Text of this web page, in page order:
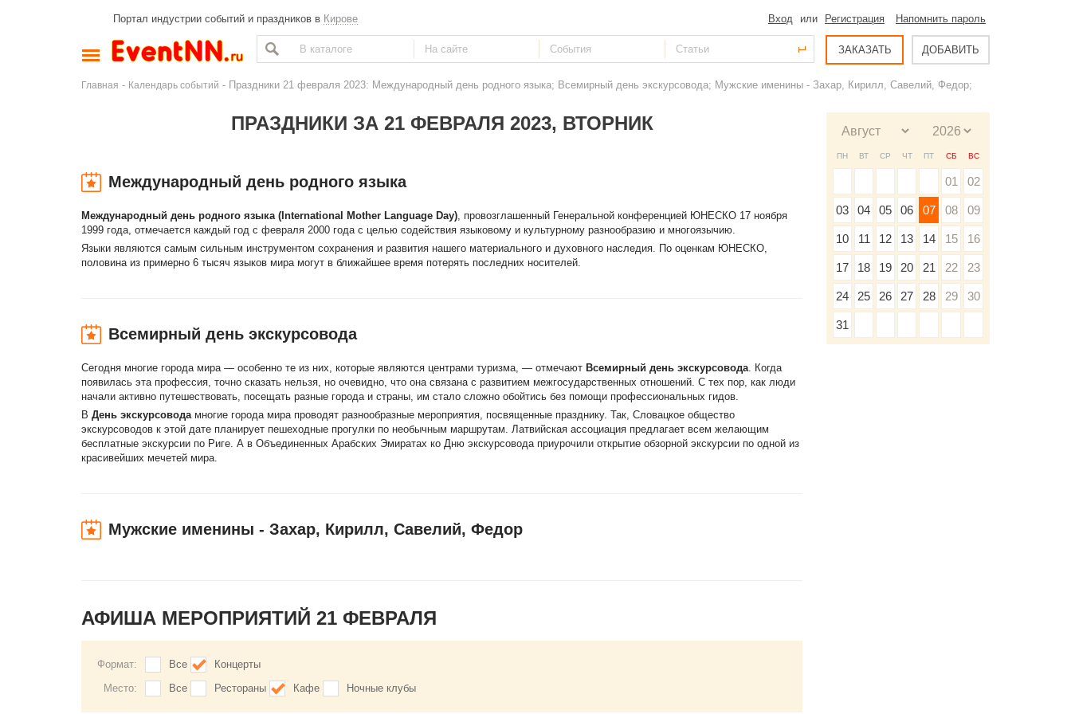
Портал индустрии событий и праздников в Кирове Вход или Регистрация Напомнить пароль
ЗАКАЗАТЬ ДОБАВИТЬ
Главная - Календарь событий - Праздники 21 февраля 2023: Международный день родного языка; Всемирный день экскурсовода; Мужские именины - Захар, Кирилл, Савелий, Федор;
ПРАЗДНИКИ ЗА 21 ФЕВРАЛЯ 2023, ВТОРНИК
Международный день родного языка
Международный день родного языка (International Mother Language Day), провозглашенный Генеральной конференцией ЮНЕСКО 17 ноября
1999 года, отмечается каждый год с февраля 2000 года с целью содействия языковому и культурному разнообразию и многоязычию.
Языки являются самым сильным инструментом сохранения и развития нашего материального и духовного наследия. По оценкам ЮНЕСКО,
половина из примерно 6 тысяч языков мира могут в ближайшее время потерять последних носителей.
Всемирный день экскурсовода
Сегодня многие города мира — особенно те из них, которые являются центрами туризма, — отмечают Всемирный день экскурсовода. Когда
появилась эта профессия, точно сказать нельзя, но очевидно, что она связана с развитием межгосударственных отношений. С тех пор, как люди
начали активно путешествовать, посещать разные города и страны, им стало сложно обойтись без помощи профессиональных гидов.
В День экскурсовода многие города мира проводят разнообразные мероприятия, посвященные празднику. Так, Словацкое общество
экскурсоводов к этой дате планирует пешеходные прогулки по необычным маршрутам. Латвийская ассоциация предлагает всем желающим
бесплатные экскурсии по Риге. А в Объединенных Арабских Эмиратах ко Дню экскурсовода приурочили открытие обзорной экскурсии по одной из
красивейших мечетей мира.
Мужские именины - Захар, Кирилл, Савелий, Федор
АФИША МЕРОПРИЯТИЙ 21 ФЕВРАЛЯ
Формат: Все
Концерты
Место:
Все Рестораны Кафе Ночные клубы
ПН ВТ СР ЧТ ПТ СБ ВС
01 02
03 04 05 06 07 08 09
10 11 12 13 14 15 16
17 18 19 20 21 22 23
24 25 26 27 28 29 30
31